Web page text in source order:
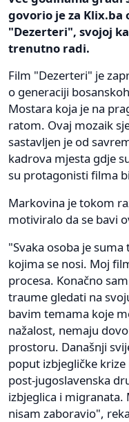
govorio je za
"Dezerteri", svojoj
trenutno radi.
Film "Dezerteri" je
o generaciji
Mostara koja je na
ratom. Ovaj mozaik
sastavljen je od
kadrova mjesta gdje
su protagonisti filma
Markovina je tokom
motiviralo da se bavi
"Svaka osoba je
kojima se nosi. Moj
procesa. Konačno
traume gledati na
bavim temama koje
nažalost, nemaju
prostoru. Današnji
poput izbjegličke
post-jugoslavenska
izbjeglica i migranata.
nisam zaboravio",